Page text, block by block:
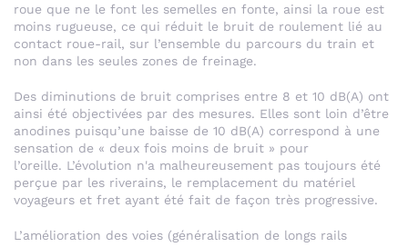
roue que ne le font les semelles en fonte, ainsi la roue est
moins rugueuse, ce qui réduit le bruit de roulement lié au
contact roue-rail, sur l’ensemble du parcours du train et
non dans les seules zones de freinage.
Des diminutions de bruit comprises entre 8 et 10 dB(A) ont
ainsi été objectivées par des mesures. Elles sont loin d’être
anodines puisqu’une baisse de 10 dB(A) correspond à une
sensation de « deux fois moins de bruit » pour
l’oreille. L’évolution n'a malheureusement pas toujours été
perçue par les riverains, le remplacement du matériel
voyageurs et fret ayant été fait de façon très progressive.
L’amélioration des voies (généralisation de longs rails